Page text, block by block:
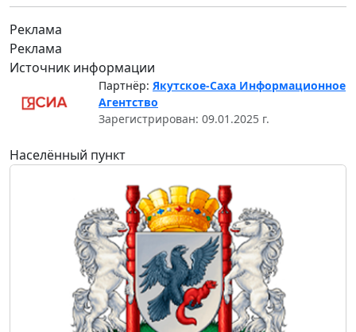
Реклама
Реклама
Источник информации
Партнёр: Якутское-Саха Информационное
Агентство
Зарегистрирован: 09.01.2025 г.
Населённый пункт